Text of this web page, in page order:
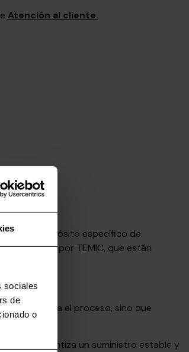
sociales
de
o
Atención al cliente.
con el propósito específico de
producidas por TEMIC, que están
solo acelera el proceso, sino que
garantiza un suministro estable y